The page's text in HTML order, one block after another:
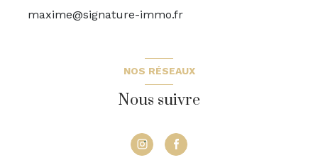
maxime@signature-immo.fr
NOS RÉSEAUX
Nous suivre